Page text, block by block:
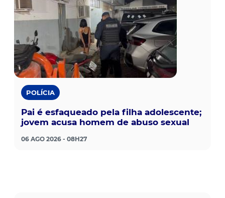
POLÍCIA
Pai é esfaqueado pela filha adolescente;
jovem acusa homem de abuso sexual
06 AGO 2026 - 08H27